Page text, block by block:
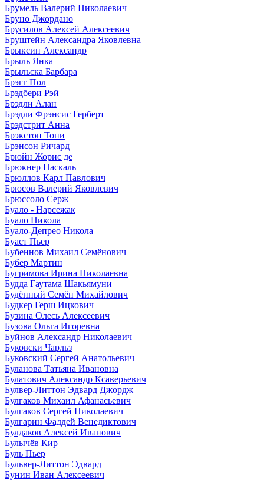
Брумель Валерий Николаевич
Бруно Джордано
Брусилов Алексей Алексеевич
Бруштейн Александра Яковлевна
Брыксин Александр
Брыль Янка
Брыльска Барбара
Брэгг Пол
Брэдбери Рэй
Брэдли Алан
Брэдли Фрэнсис Герберт
Брэдстрит Анна
Брэкстон Тони
Брэнсон Ричард
Брюйн Жорис де
Брюкнер Паскаль
Брюллов Карл Павлович
Брюсов Валерий Яковлевич
Брюссоло Серж
Буало - Нарсежак
Буало Никола
Буало-Депрео Никола
Буаст Пьер
Бубеннов Михаил Семёнович
Бубер Мартин
Бугримова Ирина Николаевна
Будда Гаутама Шакьямуни
Будённый Семён Михайлович
Будкер Герш Ицкович
Бузина Олесь Алексеевич
Бузова Ольга Игоревна
Буйнов Александр Николаевич
Буковски Чарльз
Буковский Сергей Анатольевич
Буланова Татьяна Ивановна
Булатович Александр Ксаверьевич
Булвер-Литтон Эдвард Джордж
Булгаков Михаил Афанасьевич
Булгаков Сергей Николаевич
Булгарин Фаддей Венедиктович
Булдаков Алексей Иванович
Булычёв Кир
Буль Пьер
Бульвер-Литтон Эдвард
Бунин Иван Алексеевич